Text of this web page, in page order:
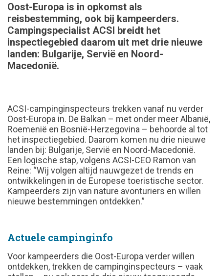
Oost-Europa is in opkomst als
reisbestemming, ook bij kampeerders.
Campingspecialist ACSI breidt het
inspectiegebied daarom uit met drie nieuwe
landen: Bulgarije, Servië en Noord-
Macedonië.
ACSI-campinginspecteurs trekken vanaf nu verder
Oost-Europa in. De Balkan – met onder meer Albanië,
Roemenië en Bosnië-Herzegovina – behoorde al tot
het inspectiegebied. Daarom komen nu drie nieuwe
landen bij: Bulgarije, Servië en Noord-Macedonië.
Een logische stap, volgens ACSI-CEO Ramon van
Reine: “Wij volgen altijd nauwgezet de trends en
ontwikkelingen in de Europese toeristische sector.
Kampeerders zijn van nature avonturiers en willen
nieuwe bestemmingen ontdekken.”
Actuele campinginfo
Voor kampeerders die Oost-Europa verder willen
ontdekken, trekken de campinginspecteurs – vaak